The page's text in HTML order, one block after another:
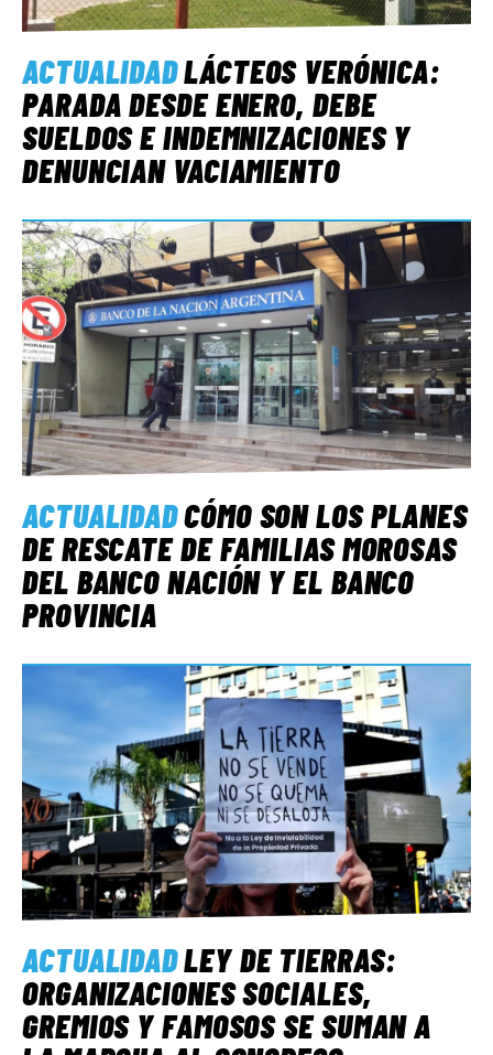
ACTUALIDADLÁCTEOS VERÓNICA:
PARADA DESDE ENERO, DEBE
SUELDOS E INDEMNIZACIONES Y
DENUNCIAN VACIAMIENTO
ACTUALIDADCÓMO SON LOS PLANES
DE RESCATE DE FAMILIAS MOROSAS
DEL BANCO NACIÓN Y EL BANCO
PROVINCIA
ACTUALIDADLEY DE TIERRAS:
ORGANIZACIONES SOCIALES,
GREMIOS Y FAMOSOS SE SUMAN A